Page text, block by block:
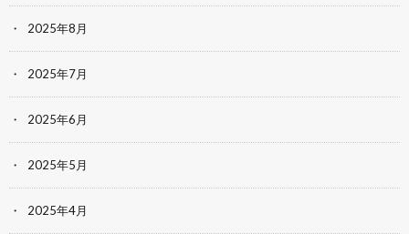
2025年8月
2025年7月
2025年6月
2025年5月
2025年4月